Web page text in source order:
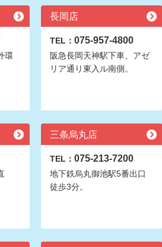
環
長岡店
TEL： 075-957-4800
阪急長岡天神駅下車、アゼ
リア通り東入ル南側。
三条烏丸店
TEL： 075-213-7200
地下鉄烏丸御池駅5番出口
徒歩3分。